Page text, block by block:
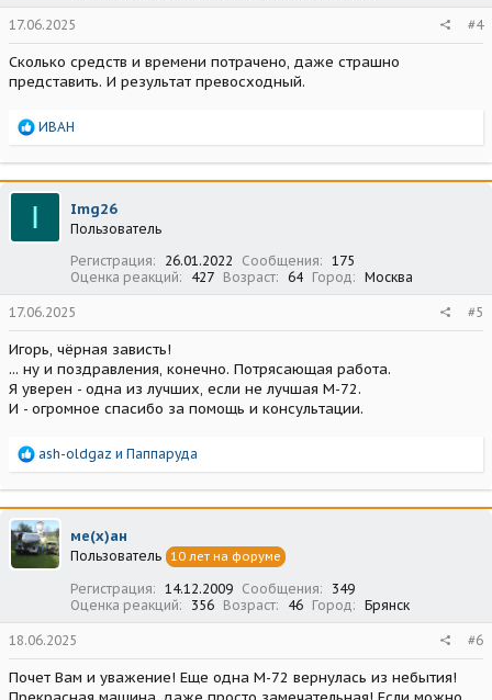
17.06.2025 #4
Сколько средств и времени потрачено, даже страшно
представить. И результат превосходный.
Р
а
к
ц
ИВАН
I Img26
Пользователь
Регистрация
26.01.2022 Сообщения
175
Оценка реакций
427 Возраст 64 Город Москва
17.06.2025 #5
Игорь, чёрная зависть!
... ну и поздравления, конечно. Потрясающая работа.
Я уверен - одна из лучших, если не лучшая М-72.
И - огромное спасибо за помощь и консультации.
Р
а
к
ц
и
и
ash-oldgaz и Паппаруда
ме(х)ан
Пользователь 10 лет на форуме
Регистрация 14.12.2009 Сообщения
349
Оценка реакций
356 Возраст 46 Город Брянск
18.06.2025 #6
Почет Вам и уважение! Еще одна М-72 вернулась из небытия!